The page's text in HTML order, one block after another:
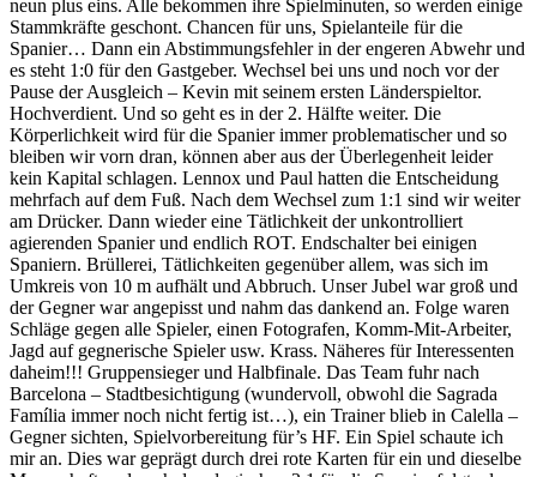
neun plus eins. Alle bekommen ihre Spielminuten, so werden einige
Stammkräfte geschont. Chancen für uns, Spielanteile für die
Spanier… Dann ein Abstimmungsfehler in der engeren Abwehr und
es steht 1:0 für den Gastgeber. Wechsel bei uns und noch vor der
Pause der Ausgleich – Kevin mit seinem ersten Länderspieltor.
Hochverdient. Und so geht es in der 2. Hälfte weiter. Die
Körperlichkeit wird für die Spanier immer problematischer und so
bleiben wir vorn dran, können aber aus der Überlegenheit leider
kein Kapital schlagen. Lennox und Paul hatten die Entscheidung
mehrfach auf dem Fuß. Nach dem Wechsel zum 1:1 sind wir weiter
am Drücker. Dann wieder eine Tätlichkeit der unkontrolliert
agierenden Spanier und endlich ROT. Endschalter bei einigen
Spaniern. Brüllerei, Tätlichkeiten gegenüber allem, was sich im
Umkreis von 10 m aufhält und Abbruch. Unser Jubel war groß und
der Gegner war angepisst und nahm das dankend an. Folge waren
Schläge gegen alle Spieler, einen Fotografen, Komm-Mit-Arbeiter,
Jagd auf gegnerische Spieler usw. Krass. Näheres für Interessenten
daheim!!! Gruppensieger und Halbfinale. Das Team fuhr nach
Barcelona – Stadtbesichtigung (wundervoll, obwohl die Sagrada
Família immer noch nicht fertig ist…), ein Trainer blieb in Calella –
Gegner sichten, Spielvorbereitung für’s HF. Ein Spiel schaute ich
mir an. Dies war geprägt durch drei rote Karten für ein und dieselbe